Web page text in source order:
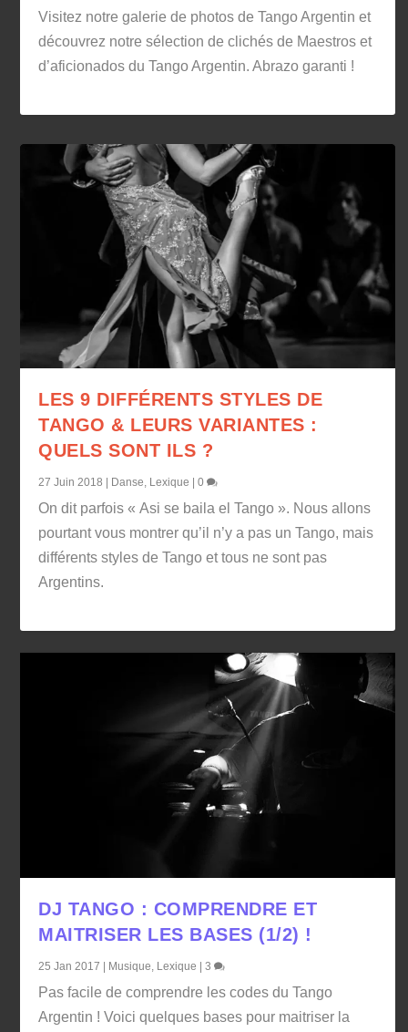
Visitez notre galerie de photos de Tango Argentin et
découvrez notre sélection de clichés de Maestros et
d’aficionados du Tango Argentin. Abrazo garanti !
LES 9 DIFFÉRENTS STYLES DE
TANGO & LEURS VARIANTES :
QUELS SONT ILS ?
27 Juin 2018 Danse, Lexique |0
On dit parfois « Asi se baila el Tango ». Nous allons
pourtant vous montrer qu’il n’y a pas un Tango, mais
différents styles de Tango et tous ne sont pas
Argentins.
DJ TANGO : COMPRENDRE ET
MAITRISER LES BASES (1/2) !
25 Jan 2017 | Musique, Lexique |3
Pas facile de comprendre les codes du Tango
Argentin ! Voici quelques bases pour maitriser la